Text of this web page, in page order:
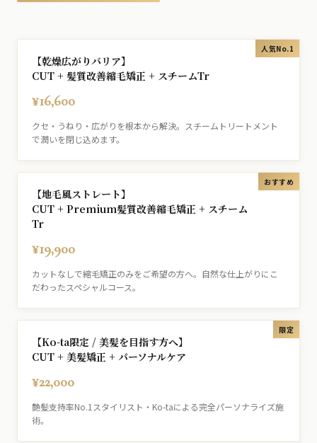
人気No.1
【乾燥広がりバリア】
CUT + 髪質改善縮毛矯正 + スチームTr
¥16,600
クセ・うねり・広がりを根本から解決。スチームトリートメント
で潤いを閉じ込めます。
おすすめ
【地毛風ストレート】
CUT + Premium髪質改善縮毛矯正 + スチーム
Tr
¥19,900
カットなしで縮毛矯正のみをご希望の方へ。自然な仕上がりにこ
だわったスペシャルコース。
限定
【Ko-ta限定 / 美髪を目指す方へ】
CUT + 美髪矯正 + パーソナルケア
¥22,000
艶髪支持率No.1スタイリスト・Ko-taによる完全パーソナライズ施
術。